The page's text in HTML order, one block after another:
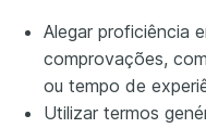
Alegar proficiência
comprovações,
ou tempo de
Utilizar termos